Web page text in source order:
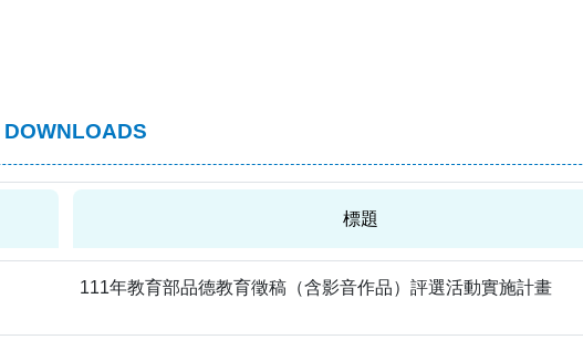
DOWNLOADS
標題
111年教育部品德教育徵稿（含影音作品）評選活動實施計畫